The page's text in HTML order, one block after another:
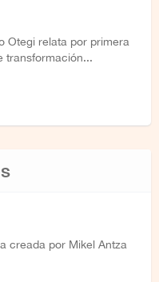
Otegi relata por primera
transformación...
creada por Mikel Antza